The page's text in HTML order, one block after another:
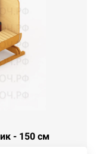
- 150 см